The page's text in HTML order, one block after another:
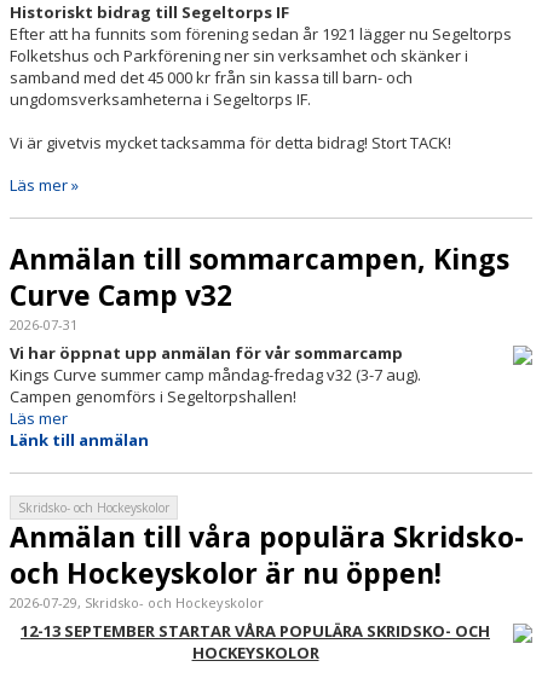
CAFÉ SEGLET
FÖR SPELARE & ANHÖRIGA
MEDLEMSFÖRMÅNER
PROFILPRODUKTER
BINGOLOTTER
MEDLEMSDAGAR PÅ HOCKEYGEAR
LÄNKAR
Historiskt bidrag till Segeltorps IF
Efter att ha funnits som förening sedan år 1921 lägger nu Segeltorps
Folketshus och Parkförening ner sin verksamhet och skänker i
samband med det45 000 kr från sin kassa till barn- och
ungdomsverksamheterna i Segeltorps IF.
Vi är givetvis mycket tacksamma för detta bidrag! Stort TACK!
Läs mer »
Anmälan till sommarcampen, Kings
Curve Camp v32
2026-07-31
Vi har öppnat upp anmälan för vår sommarcamp
Kings Curve summer camp måndag-fredag v32 (3-7 aug).
Campen genomförs i Segeltorpshallen!
Läs mer
Länk till anmälan
Skridsko- och Hockeyskolor
Anmälan till våra populära Skridsko-
och Hockeyskolor är nu öppen!
2026-07-29, Skridsko- och Hockeyskolor
12-13 SEPTEMBER STARTAR VÅRA POPULÄRA SKRIDSKO- OCH
HOCKEYSKOLOR